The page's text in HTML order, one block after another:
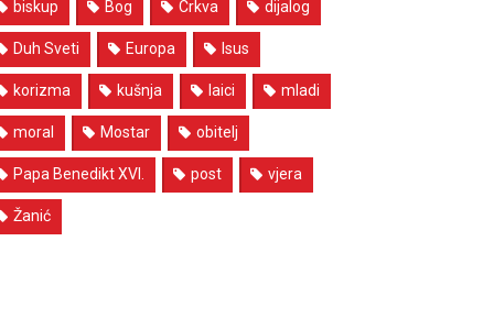
biskup Bog Crkva dijalog
Duh Sveti Europa Isus
korizma kušnja laici mladi
moral Mostar obitelj
Papa Benedikt XVI. post vjera
Žanić